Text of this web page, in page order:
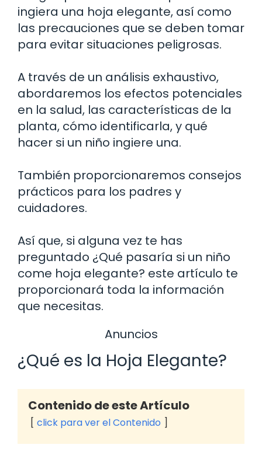
ingiera una hoja elegante, así como
las precauciones que se deben tomar
para evitar situaciones peligrosas.
A través de un análisis exhaustivo,
abordaremos los efectos potenciales
en la salud, las características de la
planta, cómo identificarla, y qué
hacer si un niño ingiere una.
También proporcionaremos consejos
prácticos para los padres y
cuidadores.
Así que, si alguna vez te has
preguntado ¿Qué pasaría si un niño
come hoja elegante? este artículo te
proporcionará toda la información
que necesitas.
Anuncios
¿Qué es la Hoja Elegante?
Contenido de este Artículo
click para ver el Contenido